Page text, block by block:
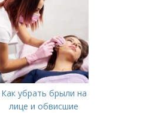
Как убрать брыли на
лице и обвисшие